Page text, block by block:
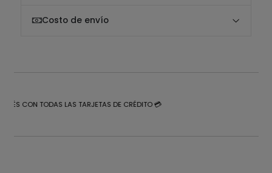
Costo de envío
CON TODAS LAS TARJETAS DE CRÉDITO 💳